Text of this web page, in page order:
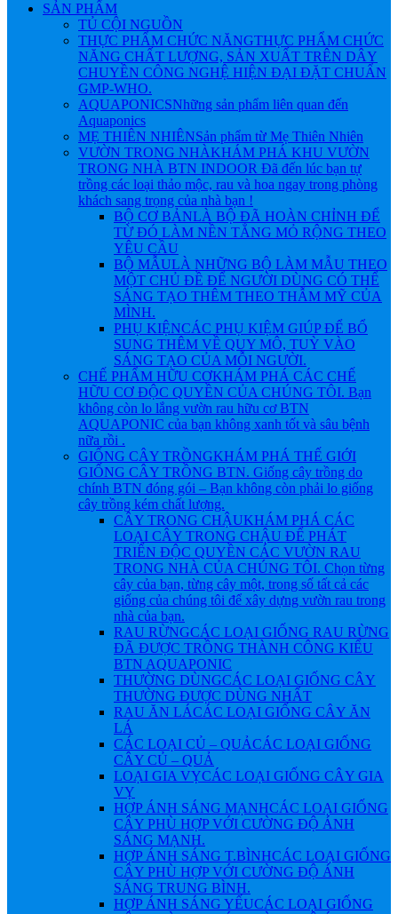
SẢN PHẨM
TỦ CỘI NGUỒN
THỰC PHẨM CHỨC NĂNGTHỰC PHẨM CHỨC
NĂNG CHẤT LƯỢNG, SẢN XUẤT TRÊN DÂY
CHUYỀN CÔNG NGHỆ HIỆN ĐẠI ĐẶT CHUẨN
GMP-WHO.
AQUAPONICSNhững sản phẩm liên quan đến
Aquaponics
MẸ THIÊN NHIÊNSản phẩm từ Mẹ Thiên Nhiên
VƯỜN TRONG NHÀKHÁM PHÁ KHU VƯỜN
TRONG NHÀ BTN INDOOR Đã đến lúc bạn tự
trồng các loại thảo mộc, rau và hoa ngay trong phòng
khách sang trọng của nhà bạn !
BỘ CƠ BẢNLÀ BỘ ĐÃ HOÀN CHỈNH ĐỂ
TỪ ĐÓ LÀM NỀN TẲNG MỎ RỘNG THEO
YÊU CẦU
BỘ MẪULÀ NHỮNG BỘ LÀM MẪU THEO
MỘT CHỦ ĐỀ ĐỂ NGƯỜI DÙNG CÓ THỂ
SÁNG TẠO THÊM THEO THẪM MỸ CỦA
MÌNH.
PHỤ KIỆNCÁC PHỤ KIỆM GIÚP ĐỂ BỔ
SUNG THÊM VỀ QUY MÔ, TUỲ VÀO
SÁNG TẠO CỦA MỖI NGƯỜI.
CHẾ PHẨM HỮU CƠKHÁM PHÁ CÁC CHẾ
HỮU CƠ ĐỘC QUYỀN CỦA CHÚNG TÔI. Bạn
không còn lo lắng vườn rau hữu cơ BTN
AQUAPONIC của bạn không xanh tốt và sâu bệnh
nữa rồi .
GIỐNG CÂY TRỒNGKHÁM PHÁ THẾ GIỚI
GIỐNG CÂY TRỒNG BTN. Giống cây trồng do
chính BTN đóng gói – Bạn không còn phải lo giống
cây trồng kém chất lượng.
CÂY TRONG CHẬUKHÁM PHÁ CÁC
LOẠI CÂY TRONG CHẬU ĐỂ PHÁT
TRIỂN ĐỘC QUYỀN CÁC VƯỜN RAU
TRONG NHÀ CỦA CHÚNG TÔI. Chọn từng
cây của bạn, từng cây một, trong số tất cả các
giống của chúng tôi để xây dựng vườn rau trong
nhà của bạn.
RAU RỪNGCÁC LOẠI GIỐNG RAU RỪNG
ĐÃ ĐƯỢC TRỒNG THÀNH CÔNG KIỂU
BTN AQUAPONIC
THƯỜNG DÙNGCÁC LOẠI GIỐNG CÂY
THƯỜNG ĐƯỢC DÙNG NHẤT
RAU ĂN LÁCÁC LOẠI GIỐNG CÂY ĂN
LÁ
CÁC LOẠI CỦ – QUẢCÁC LOẠI GIỐNG
CÂY CỦ – QUẢ
LOẠI GIA VỴCÁC LOẠI GIỐNG CÂY GIA
VỴ
HỢP ÁNH SÁNG MẠNHCÁC LOẠI GIỐNG
CÂY PHÙ HỢP VỚI CƯỜNG ĐỘ ÁNH
SÁNG MẠNH.
HỢP ÁNH SÁNG T.BÌNHCÁC LOẠI GIỐNG
CÂY PHÙ HỢP VỚI CƯỜNG ĐỘ ÁNH
SÁNG TRUNG BÌNH.
HỢP ÁNH SÁNG YẾUCÁC LOẠI GIỐNG